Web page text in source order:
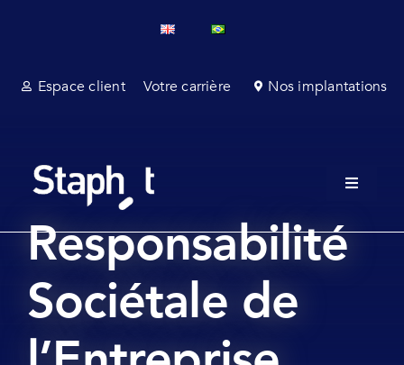
Espace client
Votre carrière Nos implantations
Toggle
A propos
Services champ
Services laboratoire
Responsabilité
Sociétale de